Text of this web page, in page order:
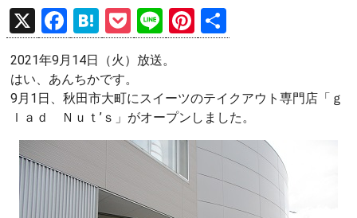
X
F
a
ce
b
o
o
k
H
at
e
n
a
P
o
ck
et
Li
n
e
Pi
nt
es
t
有
2021年9月14日（火）放送。
はい、あんちかです。
9月1日、秋田市大町にスイーツのテイクアウト専門店「ｇ
ｌａｄ Ｎｕｔ’ｓ」がオープンしました。